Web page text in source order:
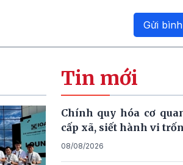
Gửi
Tin mới
Chính quy hóa cơ
cấp xã, siết hành vi
08/08/2026